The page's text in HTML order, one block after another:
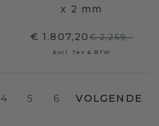
x 2 mm
€ 1.807,20€ 2.259,-
Excl. Tax & BTW
4 5 6 VOLGENDE